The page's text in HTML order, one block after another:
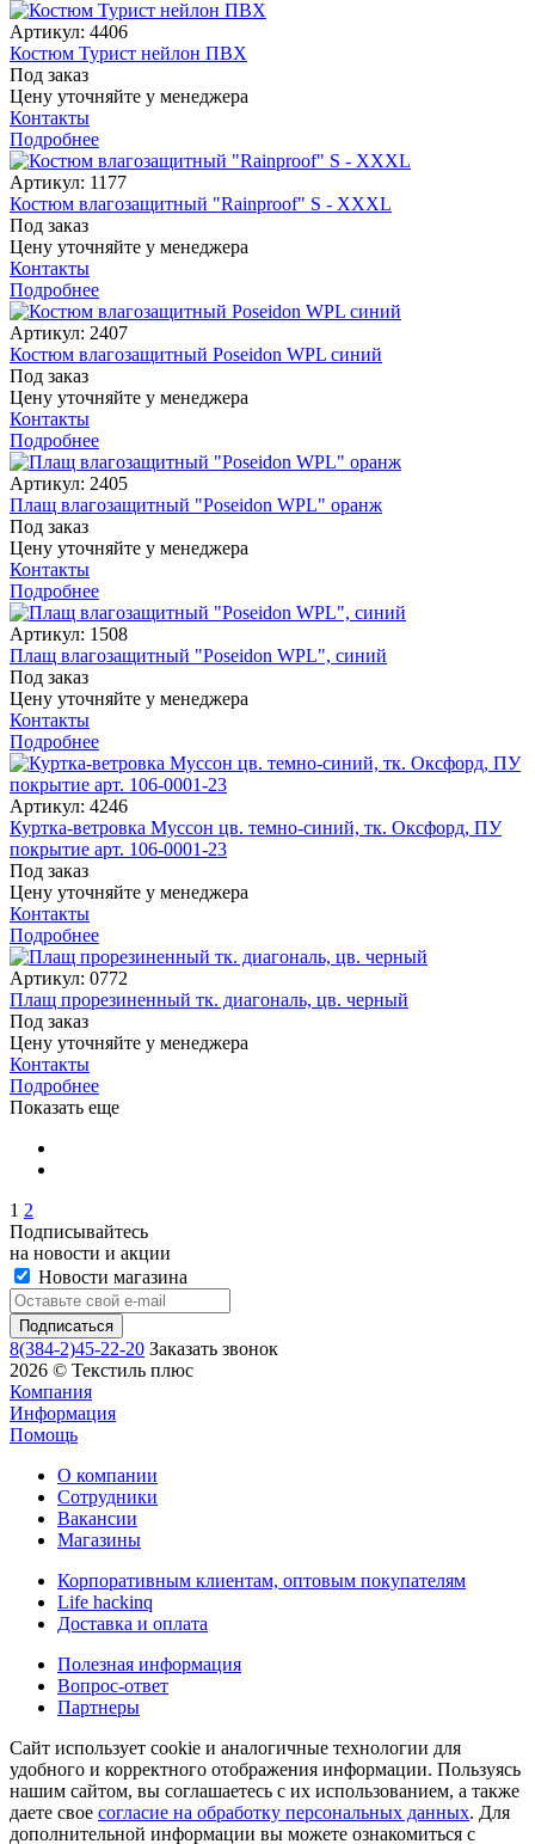
Артикул: 4406
Костюм Турист нейлон ПВХ
Под заказ
Цену уточняйте у менеджера
Контакты
Подробнее
Артикул: 1177
Костюм влагозащитный "Rainproof" S - XXXL
Под заказ
Цену уточняйте у менеджера
Контакты
Подробнее
Артикул: 2407
Костюм влагозащитный Poseidon WPL синий
Под заказ
Цену уточняйте у менеджера
Контакты
Подробнее
Артикул: 2405
Плащ влагозащитный "Poseidon WPL" оранж
Под заказ
Цену уточняйте у менеджера
Контакты
Подробнее
Артикул: 1508
Плащ влагозащитный "Poseidon WPL", синий
Под заказ
Цену уточняйте у менеджера
Контакты
Подробнее
Артикул: 4246
Куртка-ветровка Муссон цв. темно-синий, тк. Оксфорд, ПУ
покрытие арт. 106-0001-23
Под заказ
Цену уточняйте у менеджера
Контакты
Подробнее
Артикул: 0772
Плащ прорезиненный тк. диагональ, цв. черный
Под заказ
Цену уточняйте у менеджера
Контакты
Подробнее
Показать еще
1 2
Подписывайтесь
на новости и акции
Новости магазина
8(384-2)45-22-20 Заказать звонок
2026 © Текстиль плюс
Компания
Информация
Помощь
О компании
Сотрудники
Вакансии
Магазины
Корпоративным клиентам, оптовым покупателям
Life hackinq
Доставка и оплата
Полезная информация
Вопрос-ответ
Партнеры
Сайт использует cookie и аналогичные технологии для
удобного и корректного отображения информации. Пользуясь
нашим сайтом, вы соглашаетесь с их использованием, а также
даете свое согласие на обработку персональных данных. Для
дополнительной информации вы можете ознакомиться с